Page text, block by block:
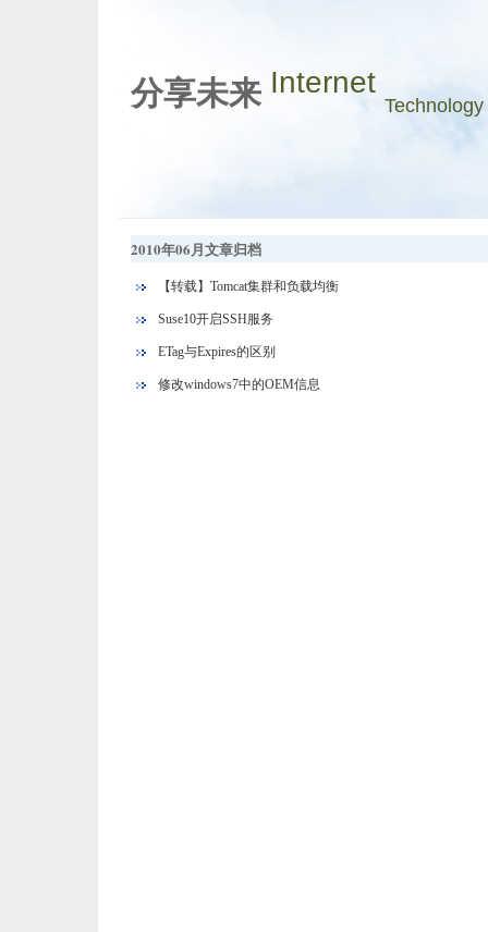
分享未来 Internet
Technology
2010年06月文章归档
【转载】Tomcat集群和负载均衡
Suse10开启SSH服务
ETag与Expires的区别
修改windows7中的OEM信息